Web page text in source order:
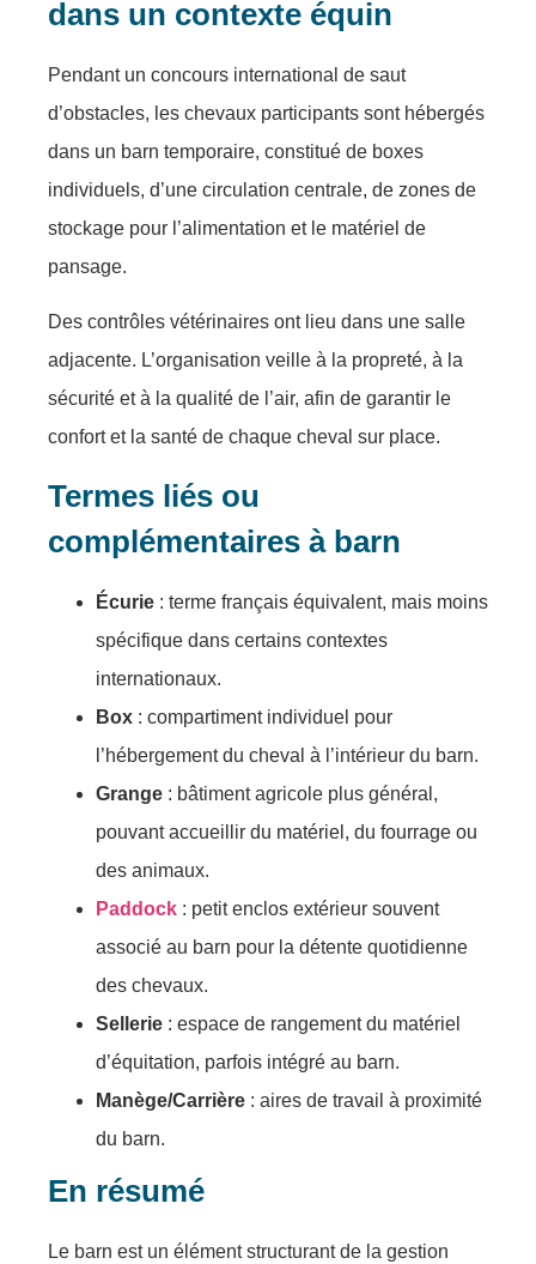
dans un contexte équin
Pendant un concours international de saut
d’obstacles, les chevaux participants sont hébergés
dans un barn temporaire, constitué de boxes
individuels, d’une circulation centrale, de zones de
stockage pour l’alimentation et le matériel de
pansage.
Des contrôles vétérinaires ont lieu dans une salle
adjacente. L’organisation veille à la propreté, à la
sécurité et à la qualité de l’air, afin de garantir le
confort et la santé de chaque cheval sur place.
Termes liés ou
complémentaires à barn
Écurie : terme français équivalent, mais moins
spécifique dans certains contextes
internationaux.
Box : compartiment individuel pour
l’hébergement du cheval à l’intérieur du barn.
Grange : bâtiment agricole plus général,
pouvant accueillir du matériel, du fourrage ou
des animaux.
Paddock : petit enclos extérieur souvent
associé au barn pour la détente quotidienne
des chevaux.
Sellerie : espace de rangement du matériel
d’équitation, parfois intégré au barn.
Manège/Carrière : aires de travail à proximité
du barn.
En résumé
Le barn est un élément structurant de la gestion